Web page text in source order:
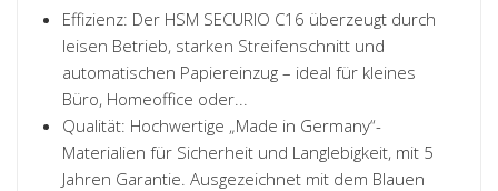
Effizienz: Der HSM SECURIO C16 überzeugt durch
leisen Betrieb, starken Streifenschnitt und
automatischen Papiereinzug – ideal für kleines
Büro, Homeoffice oder...
Qualität: Hochwertige „Made in Germany“-
Materialien für Sicherheit und Langlebigkeit, mit 5
Jahren Garantie. Ausgezeichnet mit dem Blauen